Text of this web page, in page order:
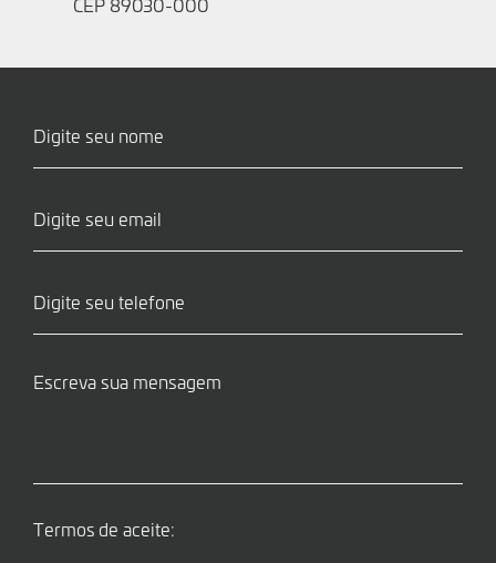
Termos de aceite: